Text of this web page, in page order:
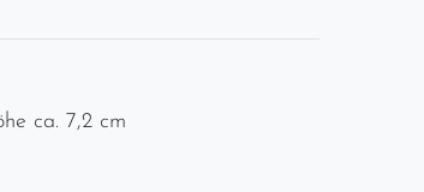
ca. 7,2 cm